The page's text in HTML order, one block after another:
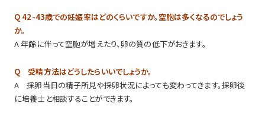
Q 42-43歳での妊娠率はどのくらいですか。空胞は多くなるのでしょう
か。
A 年齢に伴って空胞が増えたり、卵の質の低下がおきます。
Q 受精方法はどうしたらいいでしょうか。
A 採卵当日の精子所見や採卵状況によっても変わってきます。採卵後
に培養士と相談することができます。